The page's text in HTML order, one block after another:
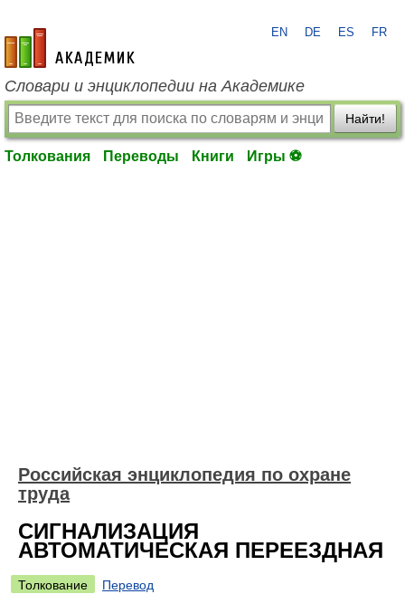
academic.ru
EN DE ES FR
Словари и энциклопедии на Академике
Найти!
Толкования Переводы Книги Игры ⚽
Российская энциклопедия по охране
труда
СИГНАЛИЗАЦИЯ
АВТОМАТИЧЕСКАЯ ПЕРЕЕЗДНАЯ
Толкование
Перевод